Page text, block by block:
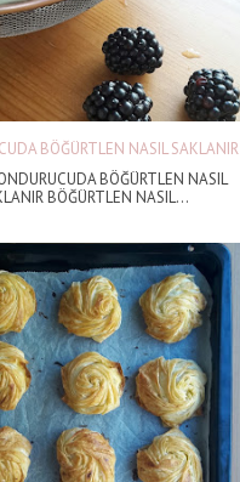
BÖĞÜRTLEN NASIL SAKLANIR
BÖĞÜRTLEN NASIL
BÖĞÜRTLEN NASIL...